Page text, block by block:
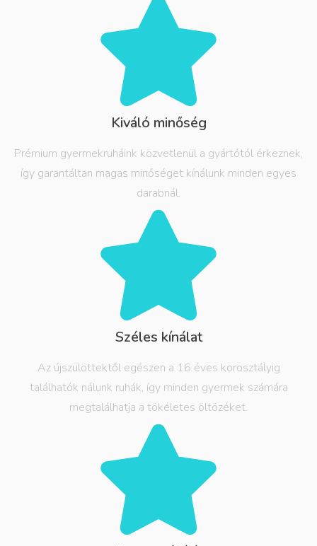
Kiváló minőség
Prémium gyermekruháink közvetlenül a gyártótól érkeznek,
így garantáltan magas minőséget kínálunk minden egyes
darabnál.
Széles kínálat
Az újszülöttektől egészen a 16 éves korosztályig
találhatók nálunk ruhák, így minden gyermek számára
megtalálhatja a tökéletes öltözéket.